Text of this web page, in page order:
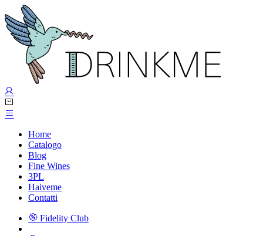
Home
Catalogo
Blog
Fine Wines
3PL
Haiveme
Contatti
Fidelity Club